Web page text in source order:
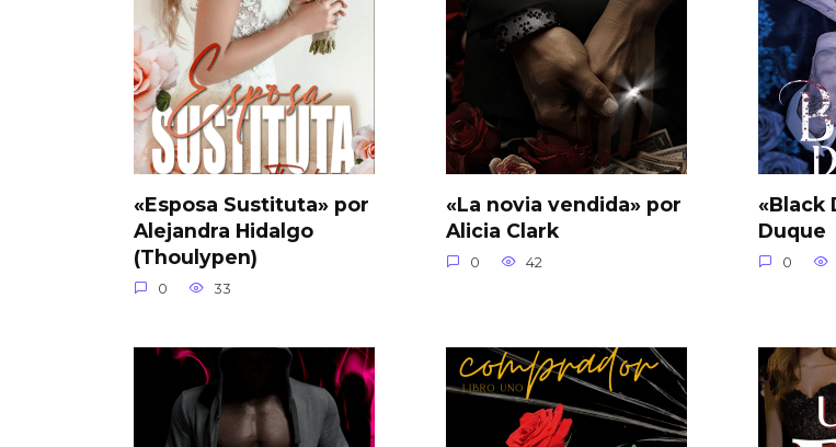
«Esposa Sustituta» por
Alejandra Hidalgo
(Thoulypen)
0 33
«La novia vendida» por
Alicia Clark
0 42
«Black
Duque
0